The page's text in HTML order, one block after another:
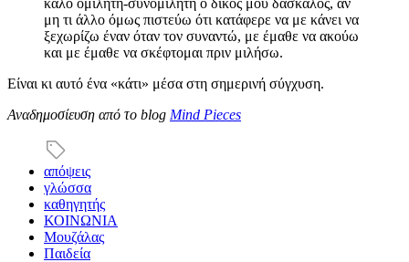
μη τι άλλο όμως πιστεύω ότι κατάφερε να με κάνει να
ξεχωρίζω έναν όταν τον συναντώ, με έμαθε να ακούω
και με έμαθε να σκέφτομαι πριν μιλήσω.
Είναι κι αυτό ένα «κάτι» μέσα στη σημερινή σύγχυση.
Αναδημοσίευση από το blog Mind Pieces
απόψεις
γλώσσα
καθηγητής
ΚΟΙΝΩΝΙΑ
Μουζάλας
Παιδεία